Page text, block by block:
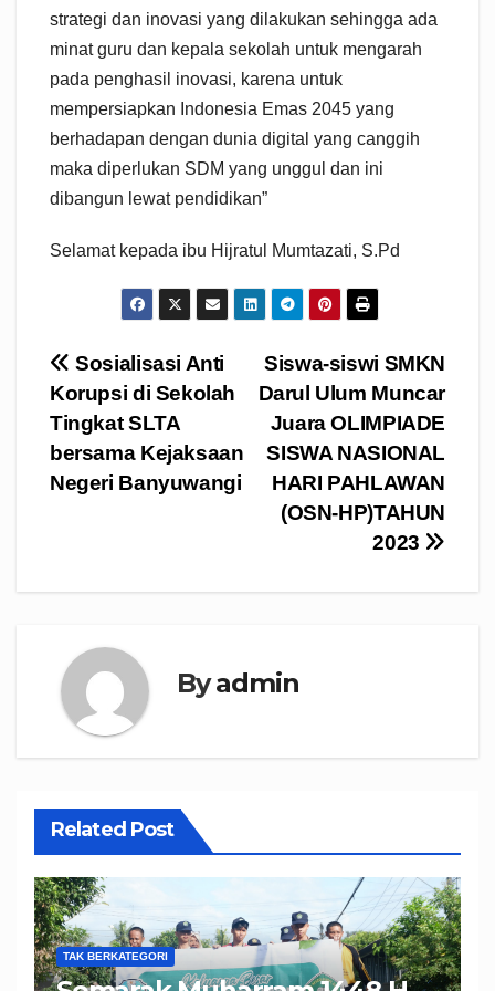
strategi dan inovasi yang dilakukan sehingga ada
minat guru dan kepala sekolah untuk mengarah
pada penghasil inovasi, karena untuk
mempersiapkan Indonesia Emas 2045 yang
berhadapan dengan dunia digital yang canggih
maka diperlukan SDM yang unggul dan ini
dibangun lewat pendidikan”
Selamat kepada ibu Hijratul Mumtazati, S.Pd
Navigasi
pos
Siswa-siswi SMKN
Darul Ulum Muncar
Juara OLIMPIADE
SISWA NASIONAL
HARI PAHLAWAN
(OSN-HP)TAHUN
2023
Sosialisasi Anti
Korupsi di Sekolah
Tingkat SLTA
bersama Kejaksaan
Negeri Banyuwangi
Byadmin
Related Post
TAK BERKATEGORI